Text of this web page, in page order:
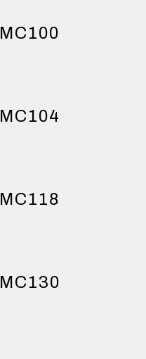
MC100
MC104
MC118
MC130